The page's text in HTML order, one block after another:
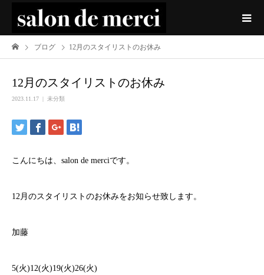
ブログ 12月のスタイリストのお休み
12月のスタイリストのお休み
2023.11.17 未分類
こんにちは、salon de merciです。
12月のスタイリストのお休みをお知らせ致します。
加藤
5(火)12(火)19(火)26(火)